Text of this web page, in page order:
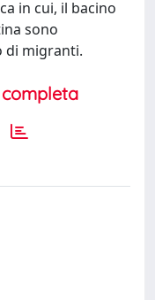
in cui, il bacino
sono
di migranti.